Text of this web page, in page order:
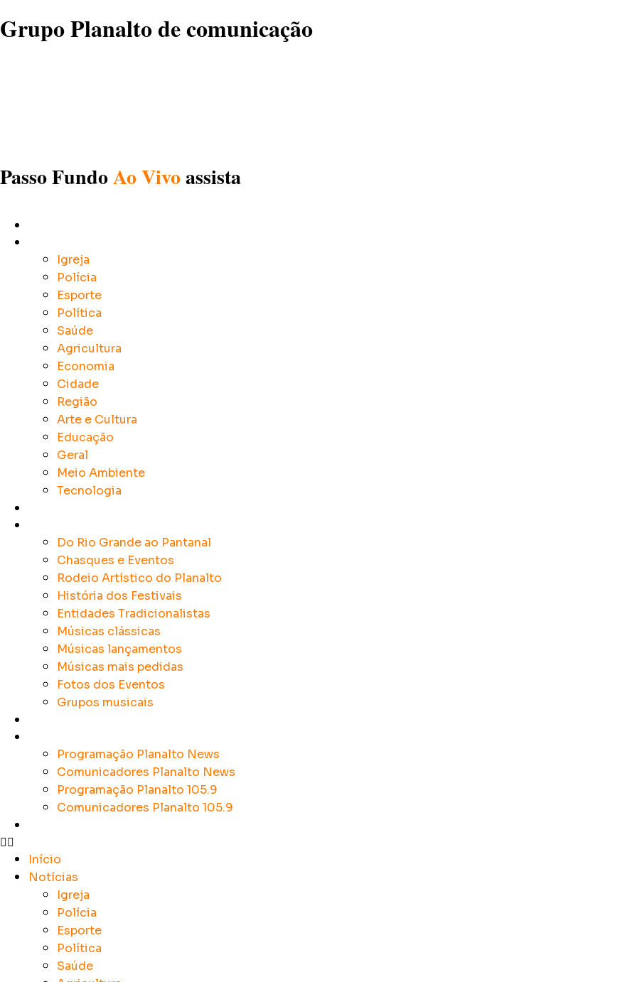
Grupo Planalto de comunicação
Passo FundoAo Vivoassista
Igreja
Polícia
Esporte
Política
Saúde
Agricultura
Economia
Cidade
Região
Arte e Cultura
Educação
Geral
Meio Ambiente
Tecnologia
Do Rio Grande ao Pantanal
Chasques e Eventos
Rodeio Artístico do Planalto
História dos Festivais
Entidades Tradicionalistas
Músicas clássicas
Músicas lançamentos
Músicas mais pedidas
Fotos dos Eventos
Grupos musicais
Programação Planalto News
Comunicadores Planalto News
Programação Planalto 105.9
Comunicadores Planalto 105.9
Início
Notícias
Igreja
Polícia
Esporte
Política
Saúde